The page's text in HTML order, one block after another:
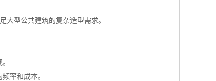
大型公共建筑的复杂造型需求。
率和成本。